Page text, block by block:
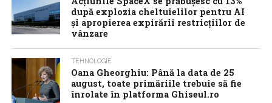
după explozia cheltuielilor pentru AI
şi apropierea expirării restricţiilor de
vânzare
TEHNOLOGIE
Oana Gheorghiu: Până la data de 25
august, toate primăriile trebuie să fie
înrolate în platforma Ghiseul.ro